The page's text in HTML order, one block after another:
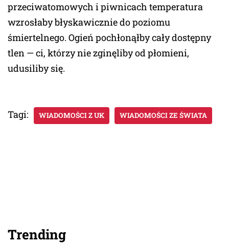
przeciwatomowych i piwnicach temperatura
wzrosłaby błyskawicznie do poziomu
śmiertelnego. Ogień pochłonąłby cały dostępny
tlen — ci, którzy nie zginęliby od płomieni,
udusiliby się.
Tagi: WIADOMOŚCI Z UK WIADOMOŚCI ZE ŚWIATA
Trending